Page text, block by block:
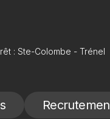
: Ste-Colombe - Trénel